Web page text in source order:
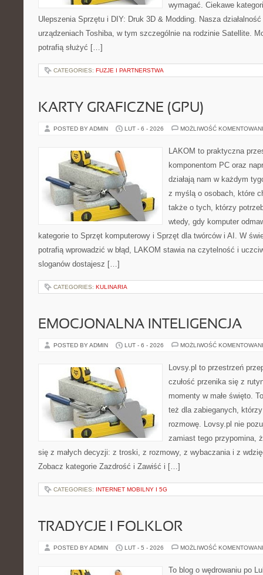
wymagać. Ciekawe
Ulepszenia Sprzętu i DIY: Druk 3D & Modding. Nasza
urządzeniach Toshiba, w tym szczególnie na rodzinie Satellite.
potrafią służyć […]
CATEGORIES: FUZJE I PARTNERSTWA
KARTY GRAFICZNE (GPU)
POSTED BY ADMIN LUT - 6 - 2026 MOŻLIWOŚĆ
LAKOM to praktyczna
komponentom PC oraz
działają nam w każdym
z myślą o osobach, które
także o tych, którzy
wtedy, gdy komputer
kategorie to Sprzęt komputerowy i Sprzęt dla twórców i AI. W
potrafią wprowadzić w błąd, LAKOM stawia na czytelność i
sloganów dostajesz […]
CATEGORIES: KULINARIA
EMOCJONALNA INTELIGENCJA
POSTED BY ADMIN LUT - 6 - 2026 MOŻLIWOŚĆ
Lovsy.pl to przestrzeń
czułość przenika się z
momenty w małe święto.
też dla zabieganych,
rozmowę. Lovsy.pl nie
zamiast tego przypomina,
się z małych decyzji: z troski, z rozmowy, z wybaczania i z
Zobacz kategorie Zazdrość i Zawiść i […]
CATEGORIES: INTERNET MOBILNY I 5G
TRADYCJE I FOLKLOR
POSTED BY ADMIN LUT - 5 - 2026 MOŻLIWOŚĆ
To blog o wędrowaniu po